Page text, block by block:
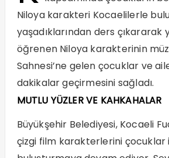
Niloya karakteri Kocaelilerle
yaşadıklarından ders çıkararak
öğrenen Niloya karakterinin
Sahnesi’ne gelen çocuklar ve
dakikalar geçirmesini sağladı.
MUTLU YÜZLER VE KAHKAHALAR
Büyükşehir Belediyesi, Kocaeli
çizgi film karakterlerini çocuklar